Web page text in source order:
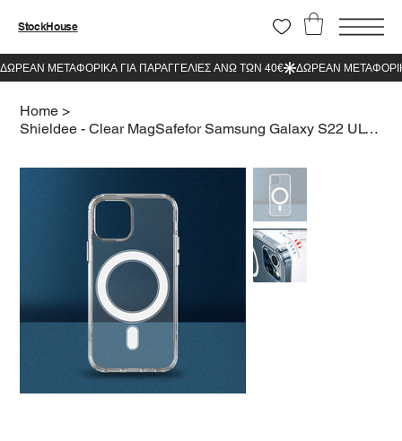
StockHouse
Home >
Shieldee - Clear MagSafefor Samsung Galaxy S22 ULTRA